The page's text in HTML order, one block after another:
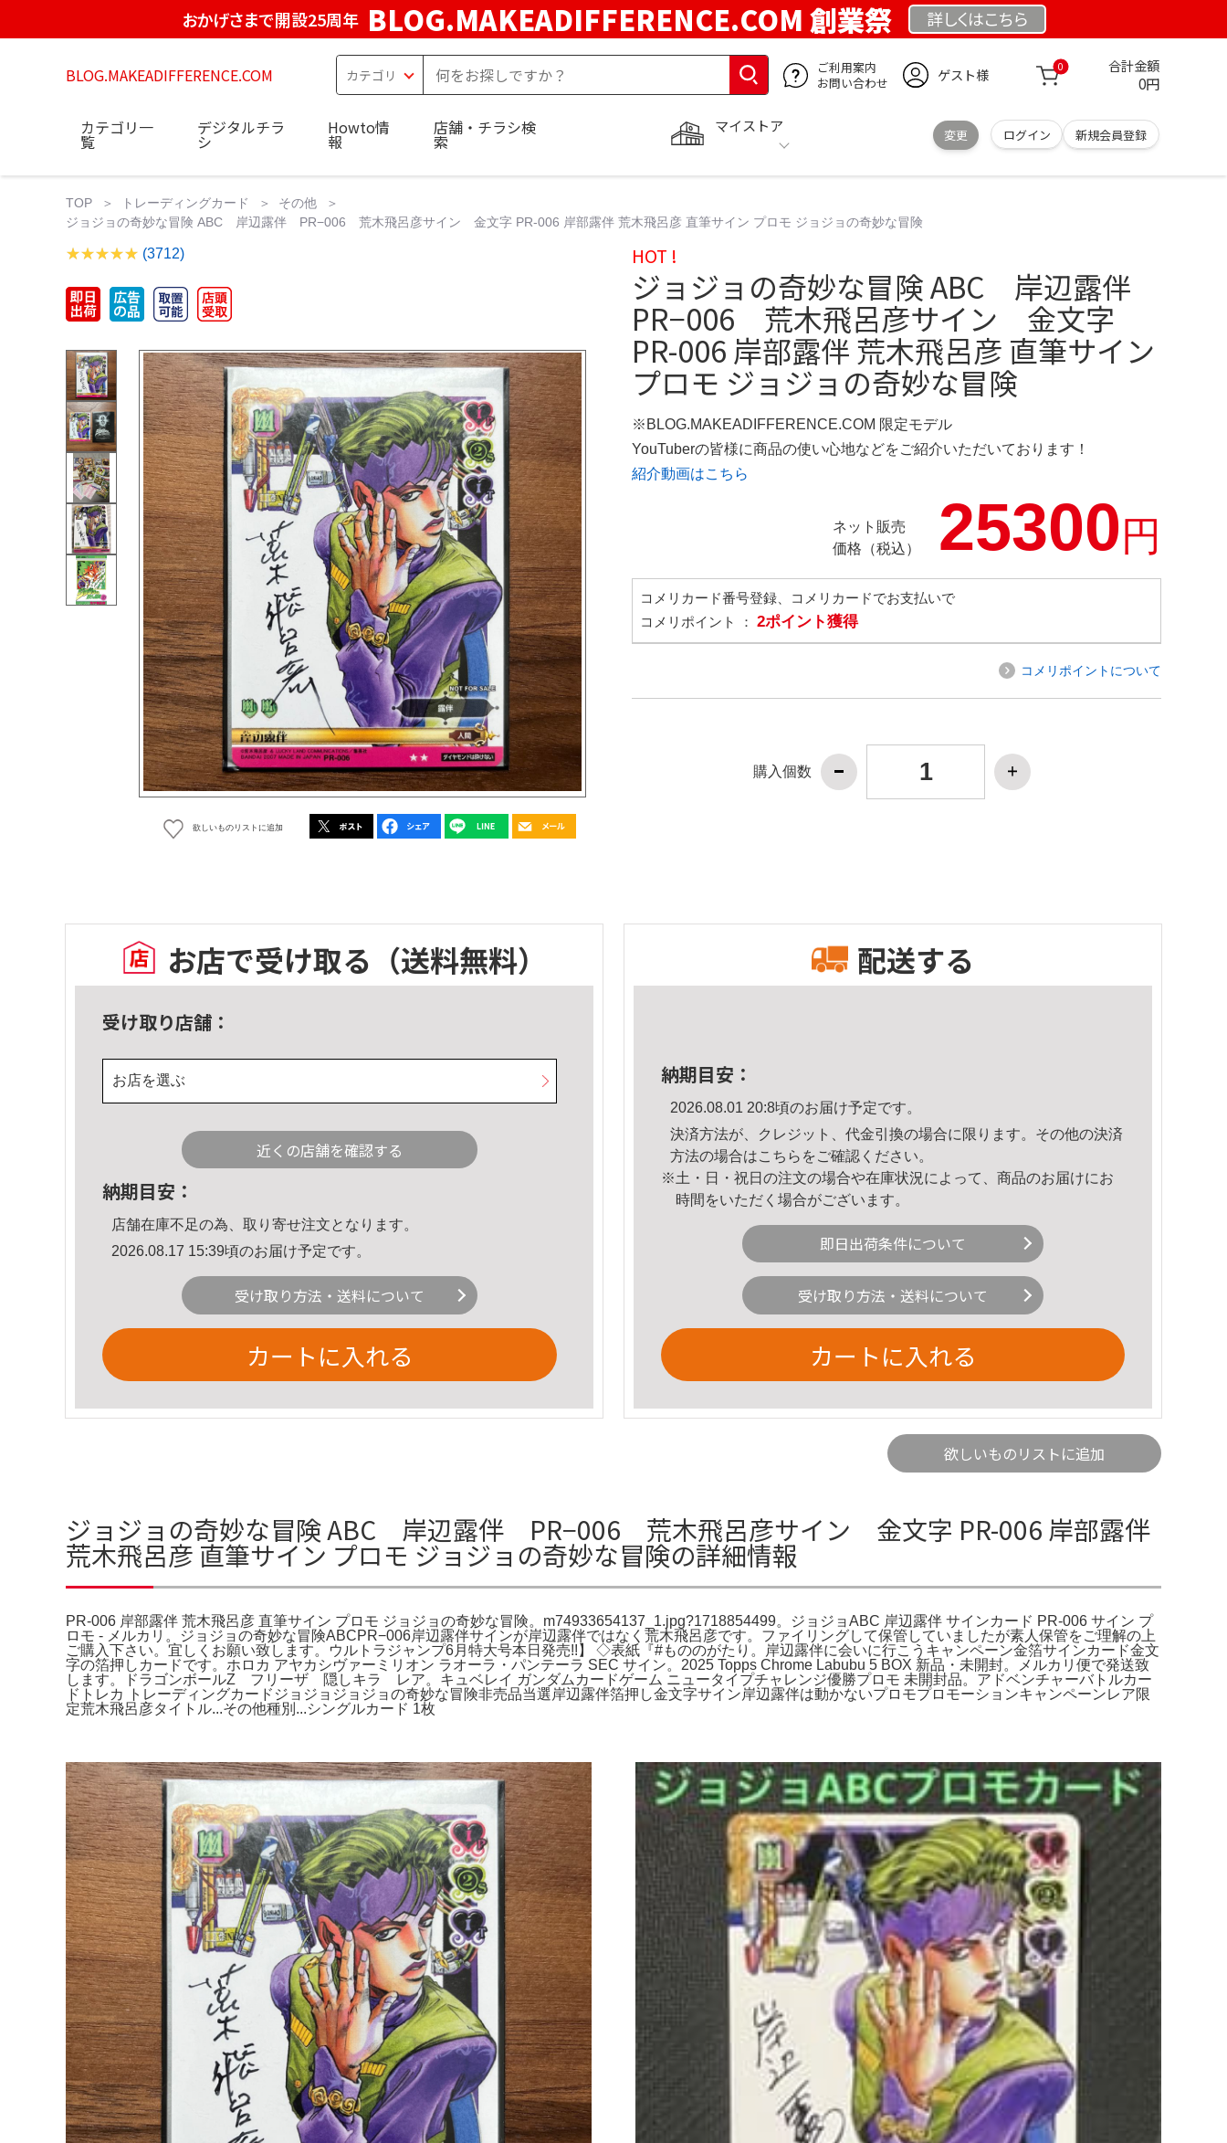
おかげさまで開設25周年 BLOG.MAKEADIFFERENCE.COM 創業祭 詳しくはこちら
BLOG.MAKEADIFFERENCE.COM
ご利用案内
お問い合わせ
ゲスト様 0 合計金額
0円
マイストア
変更 ログイン 新規会員登録
カテゴリ一
覧
デジタルチラ
シ
Howto情
報
店舗・チラシ検
索
TOP トレーディングカード
その他
ジョジョの奇妙な冒険 ABC 岸辺露伴 PR−006 荒木飛呂彦サイン 金文字 PR-006 岸部露伴 荒木飛呂彦 直筆サイン プロモ ジョジョの奇妙な冒険
(3712)
欲しいものリストに追加
HOT !
ジョジョの奇妙な冒険 ABC 岸辺露伴
PR−006 荒木飛呂彦サイン 金文字
PR-006 岸部露伴 荒木飛呂彦 直筆サイン
プロモ ジョジョの奇妙な冒険
※BLOG.MAKEADIFFERENCE.COM 限定モデル
YouTuberの皆様に商品の使い心地などをご紹介いただいております！
紹介動画はこちら
ネット販売
価格（税込）
25300円
コメリカード番号登録、コメリカードでお支払いで
コメリポイント ： 2ポイント獲得
コメリポイントについて
購入個数
お店で受け取る （送料無料）
受け取り店舗：
お店を選ぶ
近くの店舗を確認する
納期目安：
店舗在庫不足の為、取り寄せ注文となります。
2026.08.17 15:39頃のお届け予定です。
受け取り方法・送料について
カートに入れる
配送する
納期目安：
2026.08.01 20:8頃のお届け予定です。
決済方法が、クレジット、代金引換の場合に限ります。その他の決済
方法の場合はこちら をご確認ください。
※土・日・祝日の注文の場合や在庫状況によって、商品のお届けにお
時間をいただく場合がございます。
即日出荷条件について
受け取り方法・送料について
カートに入れる
欲しいものリストに追加
ジョジョの奇妙な冒険 ABC 岸辺露伴 PR−006 荒木飛呂彦サイン 金文字 PR-006 岸部露伴
荒木飛呂彦 直筆サイン プロモ ジョジョの奇妙な冒険の詳細情報
PR-006 岸部露伴 荒木飛呂彦 直筆サイン プロモ ジョジョの奇妙な冒険。m74933654137_1.jpg?1718854499。ジョジョABC 岸辺露伴 サインカード PR-006 サイン プ
ロモ - メルカリ。ジョジョの奇妙な冒険ABCPR−006岸辺露伴サインが岸辺露伴ではなく荒木飛呂彦です。ファイリングして保管していましたが素人保管をご理解の上
ご購入下さい。宜しくお願い致します。ウルトラジャンプ6月特大号本日発売!!】 ◇表紙『#もののがたり。岸辺露伴に会いに行こうキャンペーン金箔サインカード金文
字の箔押しカードです。ホロカ アヤカシヴァーミリオン ラオーラ・パンテーラ SEC サイン。2025 Topps Chrome Labubu 5 BOX 新品・未開封。メルカリ便で発送致
します。ドラゴンボールZ フリーザ 隠しキラ レア。キュベレイ ガンダムカードゲーム ニュータイプチャレンジ優勝プロモ 未開封品。アドベンチャーバトルカー
ドトレカ トレーディングカードジョジョジョジョの奇妙な冒険非売品当選岸辺露伴箔押し金文字サイン岸辺露伴は動かないプロモプロモーションキャンペーンレア限
定荒木飛呂彦タイトル...その他種別...シングルカード 1枚